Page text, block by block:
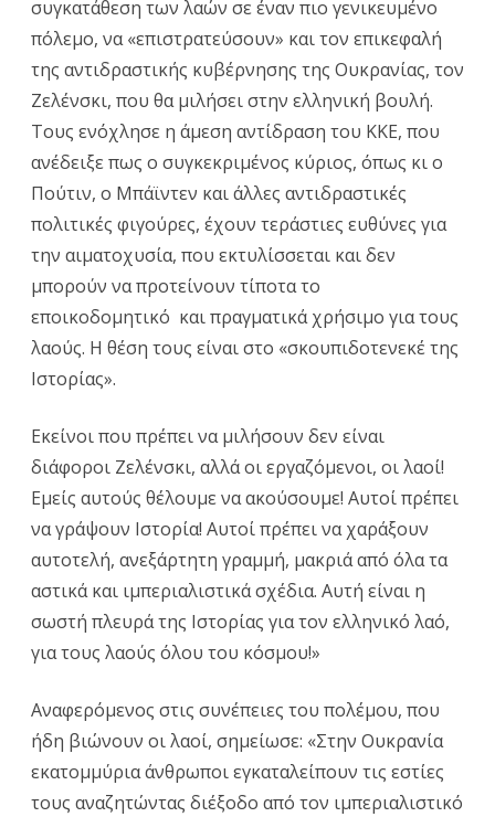
συγκατάθεση των λαών σε έναν πιο γενικευμένο
πόλεμο, να «επιστρατεύσουν» και τον επικεφαλή
της αντιδραστικής κυβέρνησης της Ουκρανίας, τον
Ζελένσκι, που θα μιλήσει στην ελληνική βουλή.
Τους ενόχλησε η άμεση αντίδραση του ΚΚΕ, που
ανέδειξε πως ο συγκεκριμένος κύριος, όπως κι ο
Πούτιν, ο Μπάϊντεν και άλλες αντιδραστικές
πολιτικές φιγούρες, έχουν τεράστιες ευθύνες για
την αιματοχυσία, που εκτυλίσσεται και δεν
μπορούν να προτείνουν τίποτα το
εποικοδομητικό και πραγματικά χρήσιμο για τους
λαούς. Η θέση τους είναι στο «σκουπιδοτενεκέ της
Ιστορίας».
Εκείνοι που πρέπει να μιλήσουν δεν είναι
διάφοροι Ζελένσκι, αλλά οι εργαζόμενοι, οι λαοί!
Εμείς αυτούς θέλουμε να ακούσουμε! Αυτοί πρέπει
να γράψουν Ιστορία! Αυτοί πρέπει να χαράξουν
αυτοτελή, ανεξάρτητη γραμμή, μακριά από όλα τα
αστικά και ιμπεριαλιστικά σχέδια. Αυτή είναι η
σωστή πλευρά της Ιστορίας για τον ελληνικό λαό,
για τους λαούς όλου του κόσμου!»
Αναφερόμενος στις συνέπειες του πολέμου, που
ήδη βιώνουν οι λαοί, σημείωσε: «Στην Ουκρανία
εκατομμύρια άνθρωποι εγκαταλείπουν τις εστίες
τους αναζητώντας διέξοδο από τον ιμπεριαλιστικό